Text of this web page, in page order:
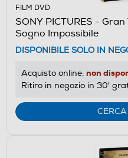
FILM DVD
SONY PICTURES -
Sogno Impossibile
DISPONIBILE SOLO IN
Acquisto online: non
Ritiro in negozio in 30'